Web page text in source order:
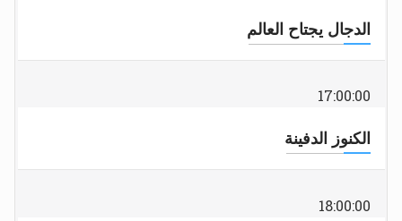
الدجال يجتاح العالم
17:00:00
الكنوز الدفينة
18:00:00